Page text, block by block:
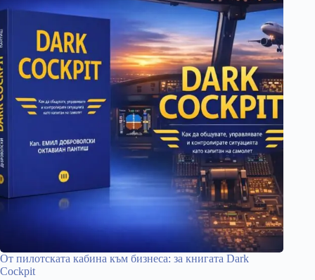
От пилотската кабина към бизнеса: за книгата Dark
Cockpit